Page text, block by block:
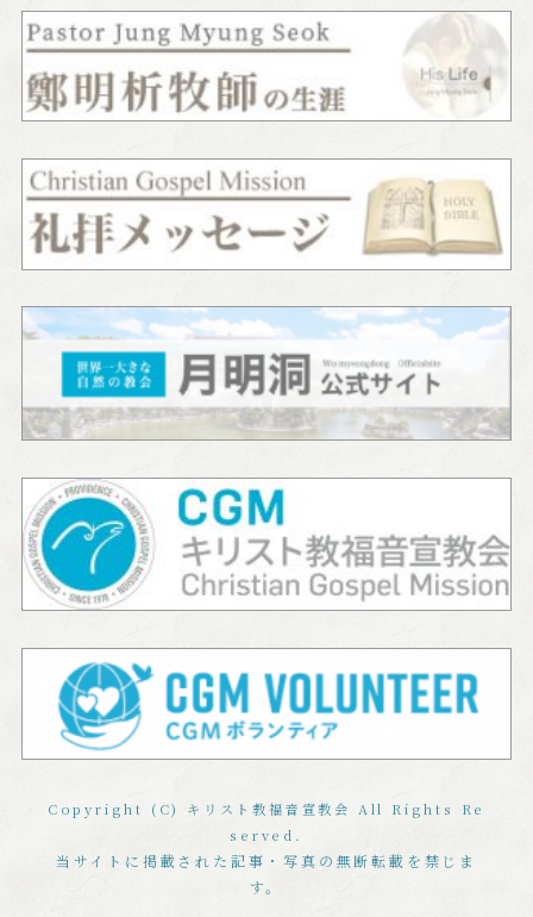
Copyright (C) キリスト教福音宣教会 All Rights Re
served.
当サイトに掲載された記事・写真の無断転載を禁じま
す。